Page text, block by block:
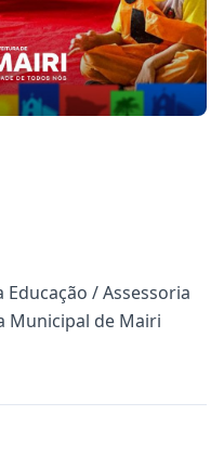
/ Assessoria
Municipal de Mairi